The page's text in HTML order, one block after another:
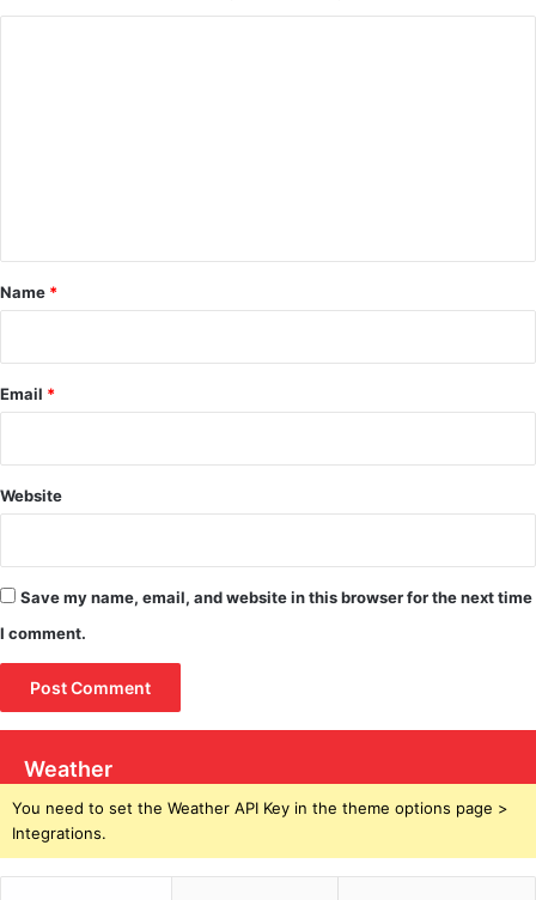
*
Name *
Email *
Website
Save my name, email, and website in this browser for the next time
I comment.
Weather
You need to set the Weather API Key in the theme options page >
Integrations.